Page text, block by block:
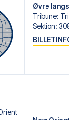
Øvre
Tribune:
Sektion: